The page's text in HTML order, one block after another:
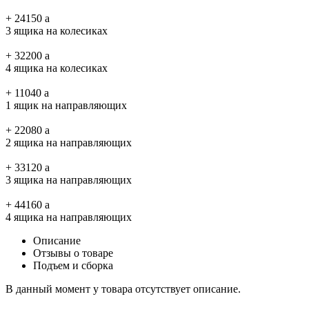
+ 24150 a
3 ящика на колесиках
+ 32200 a
4 ящика на колесиках
+ 11040 a
1 ящик на направляющих
+ 22080 a
2 ящика на направляющих
+ 33120 a
3 ящика на направляющих
+ 44160 a
4 ящика на направляющих
Описание
Отзывы о товаре
Подъем и сборка
В данный момент у товара отсутствует описание.